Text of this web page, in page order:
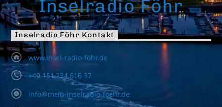
Inselradio Föhr
Inselradio Föhr Kontakt
www.insel-radio-föhr.de
+49 151 234 616 37
info@mein-inselradio-foehr.de